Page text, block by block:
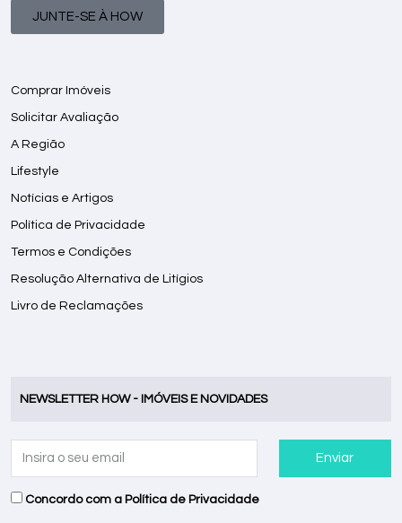
JUNTE-SE À HOW
Comprar Imóveis
Solicitar Avaliação
A Região
Lifestyle
Notícias e Artigos
Política de Privacidade
Termos e Condições
Resolução Alternativa de Litígios
Livro de Reclamações
NEWSLETTER HOW - IMÓVEIS E NOVIDADES
Enviar
Concordo com a Política de Privacidade